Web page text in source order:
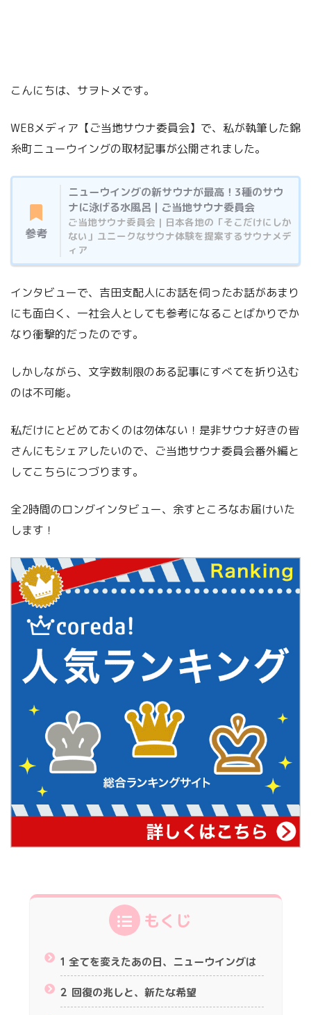
こんにちは、サヲトメです。
WEBメディア【ご当地サウナ委員会】で、私が執筆した錦
糸町ニューウイングの取材記事が公開されました。
参考
ニューウイングの新サウナが最高！3種のサウ
ナに泳げる水風呂 | ご当地サウナ委員会
ご当地サウナ委員会 | 日本各地の「そこだけにしか
ない」ユニークなサウナ体験を提案するサウナメデ
ィア
インタビューで、吉田支配人にお話を伺ったお話があまり
にも面白く、一社会人としても参考になることばかりでか
なり衝撃的だったのです。
しかしながら、文字数制限のある記事にすべてを折り込む
のは不可能。
私だけにとどめておくのは勿体ない！是非サウナ好きの皆
さんにもシェアしたいので、ご当地サウナ委員会番外編と
してこちらにつづります。
全2時間のロングインタビュー、余すところなお届けいた
します！
もくじ
1 全てを変えたあの日、ニューウイングは
2 回復の兆しと、新たな希望